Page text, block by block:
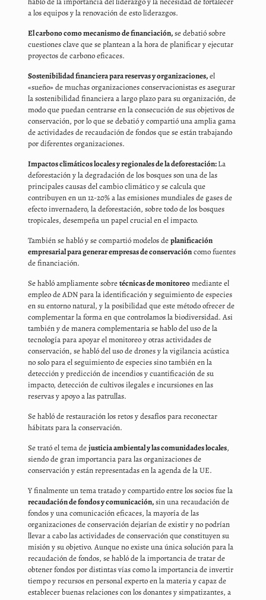
a los equipos y la renovación de esto liderazgos.
El carbono como mecanismo de financiación,se debatió sobre
cuestiones clave que se plantean a la hora de planificar y ejecutar
proyectos de carbono eficaces.
Sostenibilidad financiera para reservas y organizaciones,el
«sueño» de muchas organizaciones conservacionistas es asegurar
la sostenibilidad financiera a largo plazo para su organización, de
modo que puedan centrarse en la consecución de sus objetivos de
conservación, por lo que se debatió y compartió una amplia gama
de actividades de recaudación de fondos que se están trabajando
por diferentes organizaciones.
Impactos climáticos locales y regionales de la deforestación:La
deforestación y la degradación de los bosques son una de las
principales causas del cambio climático y se calcula que
contribuyen en un 12-20% a las emisiones mundiales de gases de
efecto invernadero, la deforestación, sobre todo de los bosques
tropicales, desempeña un papel crucial en el impacto.
También se habló y se compartió modelos deplanificación
empresarial para generar empresas de conservacióncomo fuentes
de financiación.
Se habló ampliamente sobretécnicas de monitoreomediante el
empleo de ADN para la identificación y seguimiento de especies
en su entorno natural, y la posibilidad que este método ofrecer de
complementar la forma en que controlamos la biodiversidad. Asi
también y de manera complementaria se hablo del uso de la
tecnología para apoyar el monitoreo y otras actividades de
conservación, se habló del uso de drones y la vigilancia acústica
no solo para el seguimiento de especies sino también en la
detección y predicción de incendios y cuantificación de su
impacto, detección de cultivos ilegales e incursiones en las
reservas y apoyo a las patrullas.
Se habló de restauración los retos y desafíos para reconectar
hábitats para la conservación.
Se trató el tema dejusticia ambiental y las comunidades locales,
siendo de gran importancia para las organizaciones de
conservación y están representadas en la agenda de la UE.
Y finalmente un tema tratado y compartido entre los socios fue la
recaudación de fondos y comunicación,sin una recaudación de
fondos y una comunicación eficaces, la mayoría de las
organizaciones de conservación dejarían de existir y no podrían
llevar a cabo las actividades de conservación que constituyen su
misión y su objetivo. Aunque no existe una única solución para la
recaudación de fondos, se habló de la importancia de tratar de
obtener fondos por distintas vías como la importancia de invertir
tiempo y recursos en personal experto en la materia y capaz de
establecer buenas relaciones con los donantes y simpatizantes, a